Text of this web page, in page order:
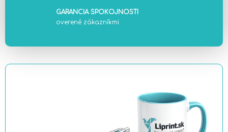
GARANCIA SPOKOJNOSTI
overené zákazníkmi